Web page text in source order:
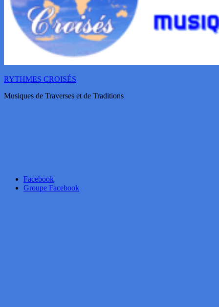
RYTHMES CROISÉS
Musiques de Traverses et de Traditions
Facebook
Groupe Facebook